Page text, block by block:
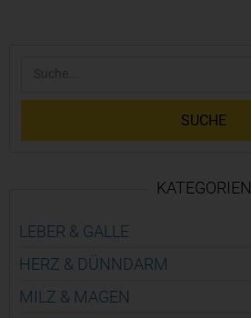
SUCHE
KATEGORIEN
LEBER & GALLE
HERZ & DÜNN­DARM
MILZ & MAGEN